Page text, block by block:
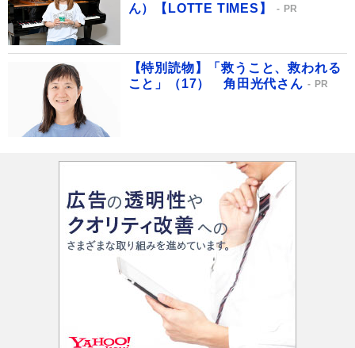
ん）【LOTTE TIMES】
PR
【特別読物】「救うこと、救われる
こと」（17） 角田光代さん
PR